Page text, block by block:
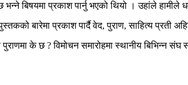
बिषयमा प्रकाश पार्नु भएको थियो । उहांले हामीले
बारेमा प्रकाश पार्दै वेद, पुराण, साहित्य प्रती
के छ ? विमोचन समारोहमा स्थानीय बिभिन्न